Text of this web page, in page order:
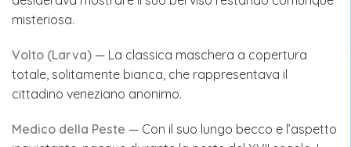
misteriosa.
Volto (Larva) — La classica maschera a copertura
totale, solitamente bianca, che rappresentava il
cittadino veneziano anonimo.
Medico della Peste — Con il suo lungo becco e l’aspetto